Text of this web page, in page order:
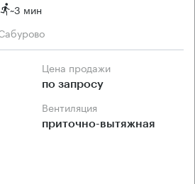
~3 мин
Цена продажи
по запросу
Вентиляция
приточно-вытяжная